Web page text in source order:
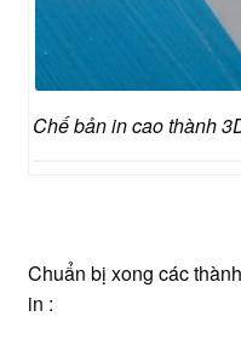
Chế bản in cao thành
Chuẩn bị xong các
in :